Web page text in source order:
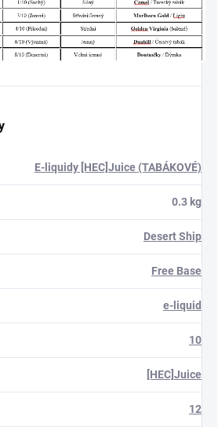
E-liquidy [HEC]Juice (TABÁKOVÉ)
0.3 kg
Desert Ship
Free Base
e-liquid
10
[HEC]Juice
12